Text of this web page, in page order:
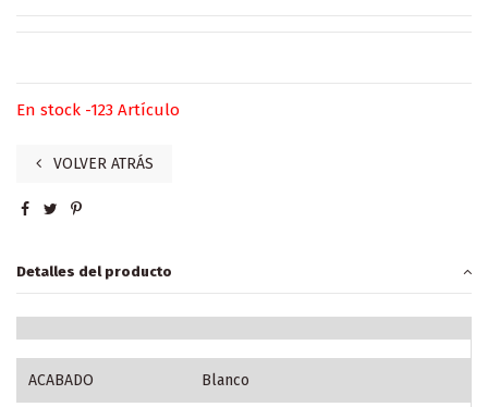
En stock -123 Artículo
VOLVER ATRÁS
Detalles del producto
ACABADO Blanco